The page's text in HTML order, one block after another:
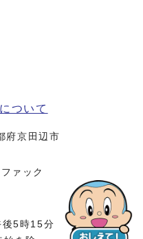
ついて
府京田辺市
ァック
後5時15分